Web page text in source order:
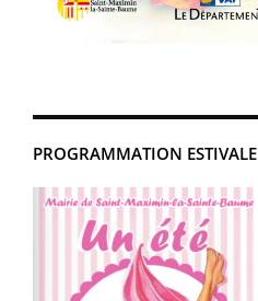
PROGRAMMATION ESTIVALE